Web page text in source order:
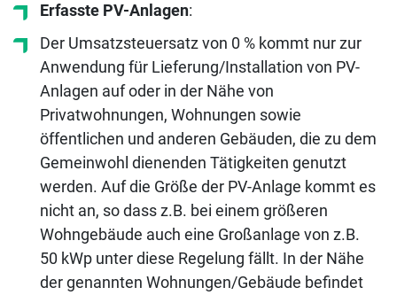
Erfasste PV-Anlagen:
Der Umsatzsteuersatz von 0 % kommt nur zur
Anwendung für Lieferung/Installation von PV-
Anlagen auf oder in der Nähe von
Privatwohnungen, Wohnungen sowie
öffentlichen und anderen Gebäuden, die zu dem
Gemeinwohl dienenden Tätigkeiten genutzt
werden. Auf die Größe der PV-Anlage kommt es
nicht an, so dass z.B. bei einem größeren
Wohngebäude auch eine Großanlage von z.B.
50 kWp unter diese Regelung fällt. In der Nähe
der genannten Wohnungen/Gebäude befindet